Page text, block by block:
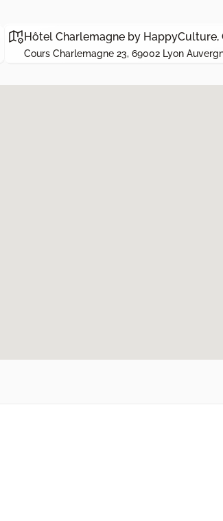
Hôtel Charlemagne by HappyCulture,
Cours Charlemagne 23, 69002 Lyon